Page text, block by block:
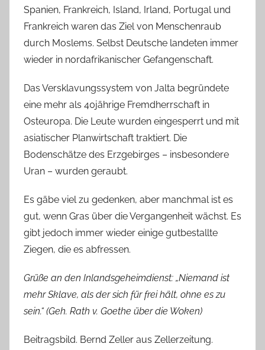
Spanien, Frankreich, Island, Irland, Portugal und
Frankreich waren das Ziel von Menschenraub
durch Moslems. Selbst Deutsche landeten immer
wieder in nordafrikanischer Gefangenschaft.
Das Versklavungssystem von Jalta begründete
eine mehr als 40jährige Fremdherrschaft in
Osteuropa. Die Leute wurden eingesperrt und mit
asiatischer Planwirtschaft traktiert. Die
Bodenschätze des Erzgebirges – insbesondere
Uran – wurden geraubt.
Es gäbe viel zu gedenken, aber manchmal ist es
gut, wenn Gras über die Vergangenheit wächst. Es
gibt jedoch immer wieder einige gutbestallte
Ziegen, die es abfressen.
Grüße an den Inlandsgeheimdienst: „Niemand ist
mehr Sklave, als der sich für frei hält, ohne es zu
sein.“ (Geh. Rath v. Goethe über die Woken)
Beitragsbild. Bernd Zeller aus Zellerzeitung.